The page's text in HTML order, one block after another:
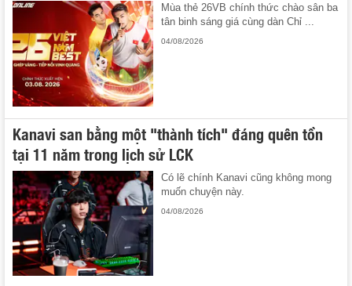
Mùa thẻ 26VB chính thức chào sân ba
tân binh sáng giá cùng dàn Chỉ ...
04/08/2026
Kanavi san bằng một "thành tích" đáng quên tồn
tại 11 năm trong lịch sử LCK
Có lẽ chính Kanavi cũng không mong
muốn chuyện này.
04/08/2026